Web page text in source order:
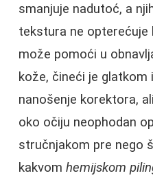
smanjuje nadutoć, a
tekstura ne opterećuje
može pomoći u
kože, čineći je glatkom
nanošenje korektora,
oko očiju neophodan
stručnjakom pre nego
kakvom hemijskom